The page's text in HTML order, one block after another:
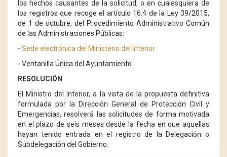
los hechos causantes de la solicitud, o en cualesquiera de
los registros que recoge el artículo 16.4 de la Ley 39/2015,
de 1 de octubre, del Procedimiento Administrativo Común
de las Administraciones Públicas:
- Sede electrónica del Ministerio del Interior
- Ventanilla Única del Ayuntamiento
RESOLUCIÓN
El Ministro del Interior, a la vista de la propuesta definitiva
formulada por la Dirección General de Protección Civil y
Emergencias, resolverá las solicitudes de forma motivada
en el plazo de seis meses desde la fecha en que aquellas
hayan tenido entrada en el registro de la Delegación o
Subdelegación del Gobierno.